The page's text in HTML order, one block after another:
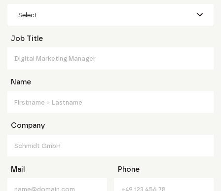
Select
Job Title
Name
Company
Mail Phone